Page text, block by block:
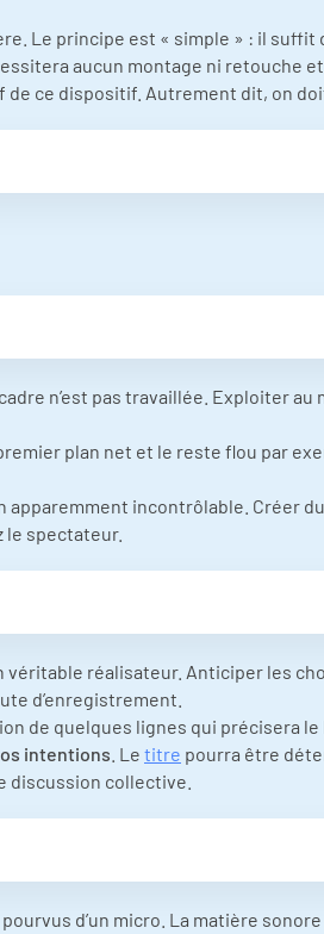
Le principe est « simple » : il suffit
aucun montage ni retouche
ce dispositif. Autrement dit, on
n’est pas travaillée. Exploiter au
plan net et le reste flou par
incontrôlable. Créer
le spectateur.
véritable réalisateur. Anticiper les
d’enregistrement.
de quelques lignes qui précisera le
intentions . Le titre pourra être
discussion collective.
d’un micro. La matière